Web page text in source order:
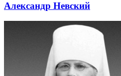
Александр Невский